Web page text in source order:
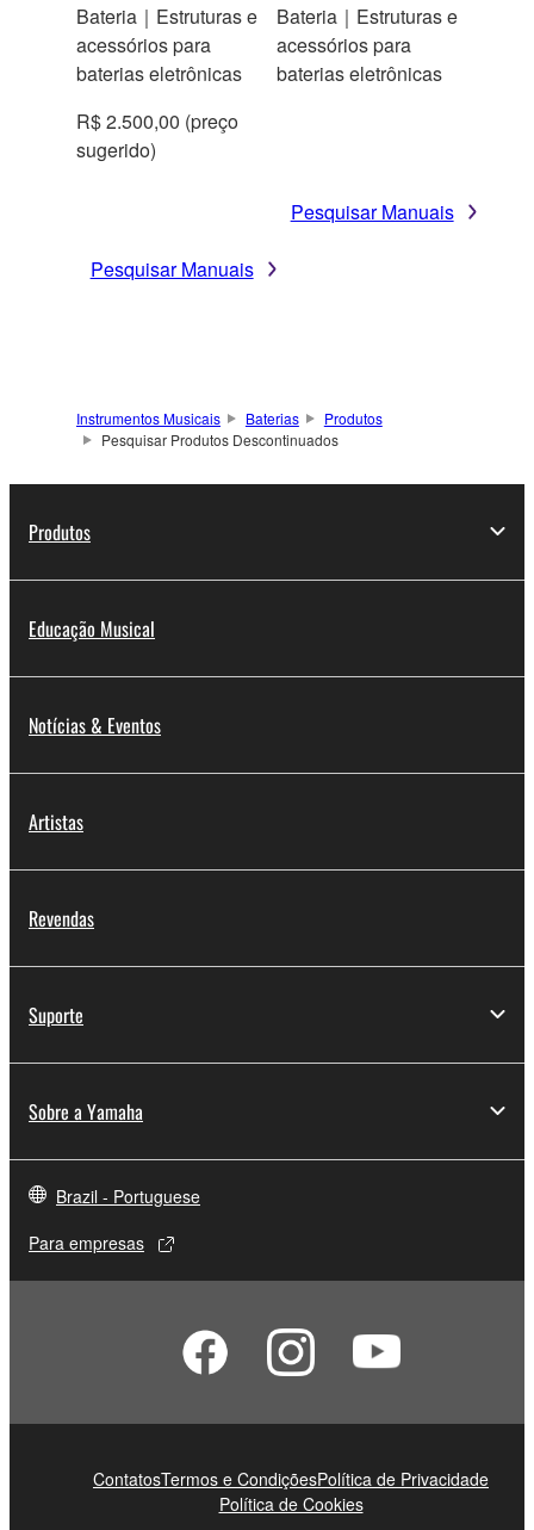
Bateria｜Estruturas e
acessórios para
baterias eletrônicas
R$ 2.500,00 (preço
sugerido)
Pesquisar Manuais
Bateria｜Estruturas e
acessórios para
baterias eletrônicas
Pesquisar Manuais
Instrumentos Musicais Baterias
Produtos
Pesquisar Produtos Descontinuados
Produtos
Educação Musical
Notícias & Eventos
Artistas
Revendas
Suporte
Sobre a Yamaha
Brazil - Portuguese
Para empresas
ContatosTermos e CondiçõesPolítica de Privacidade
Política de Cookies